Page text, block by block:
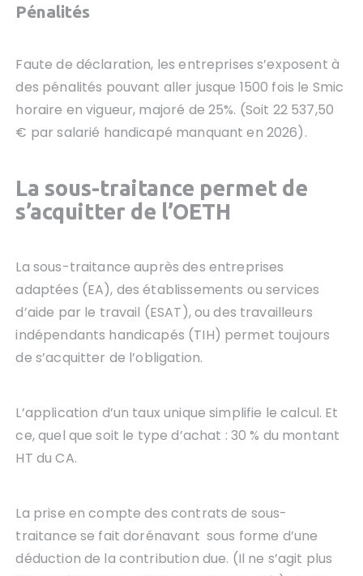
Pénalités
Faute de déclaration, les entreprises s’exposent à
des pénalités pouvant aller jusque 1500 fois le Smic
horaire en vigueur, majoré de 25%. (Soit 22 537,50
€ par salarié handicapé manquant en 2026).
La sous-traitance permet de
s’acquitter de l’OETH
La sous-traitance auprès des entreprises
adaptées (EA), des établissements ou services
d’aide par le travail (ESAT), ou des travailleurs
indépendants handicapés (TIH) permet toujours
de s’acquitter de l’obligation.
L’application d’un taux unique simplifie le calcul. Et
ce, quel que soit le type d’achat : 30 % du montant
HT du CA.
La prise en compte des contrats de sous-
traitance se fait dorénavant sous forme d’une
déduction de la contribution due. (Il ne s’agit plus